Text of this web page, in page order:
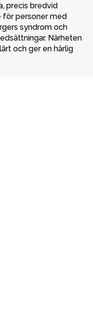
precis bredvid
för personer med
syndrom och
Närheten
och ger en härlig